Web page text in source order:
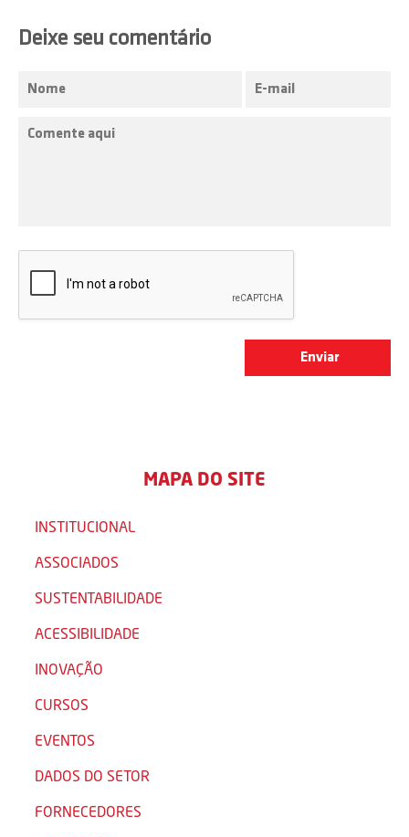
Deixe seu comentário
MAPA DO SITE
INSTITUCIONAL
ASSOCIADOS
SUSTENTABILIDADE
ACESSIBILIDADE
INOVAÇÃO
CURSOS
EVENTOS
DADOS DO SETOR
FORNECEDORES